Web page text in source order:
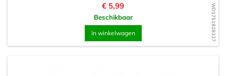
WD1751828337
Prijs
€ 5,99
Beschikbaar
In winkelwagen